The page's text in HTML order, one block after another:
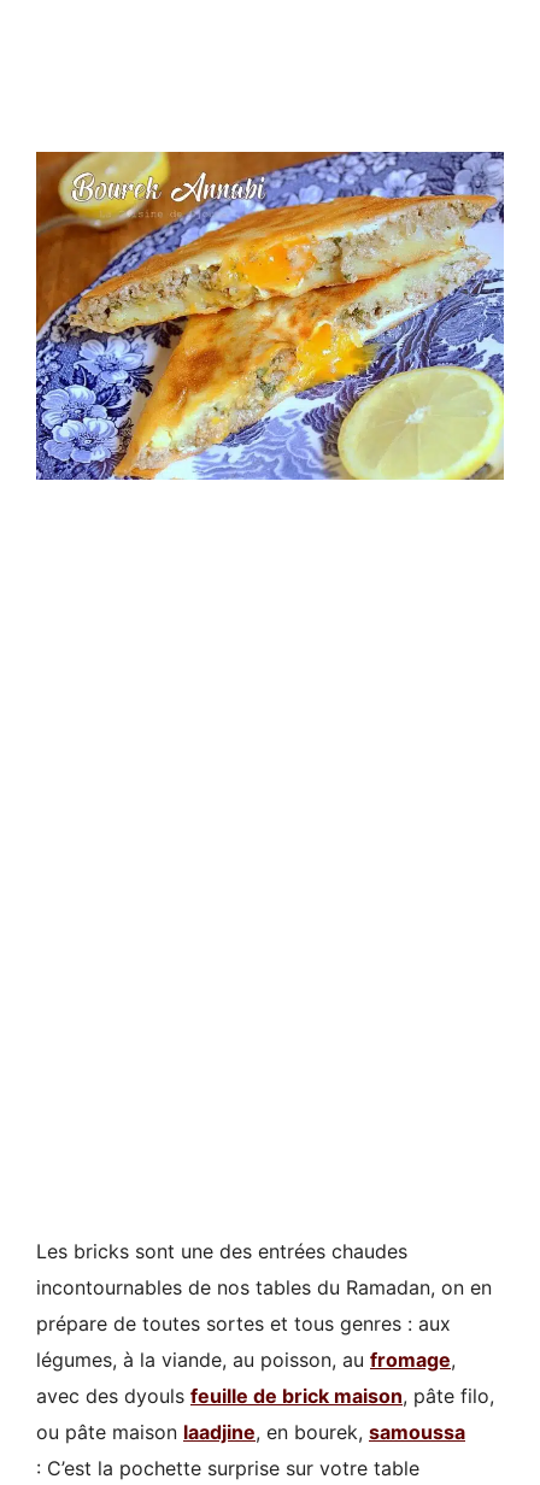
Les bricks sont une des entrées chaudes
incontournables de nos tables du Ramadan, on en
prépare de toutes sortes et tous genres : aux
légumes, à la viande, au poisson, au fromage,
avec des dyouls feuille de brick maison, pâte filo,
ou pâte maison laadjine, en bourek, samoussa
: C’est la pochette surprise sur votre table